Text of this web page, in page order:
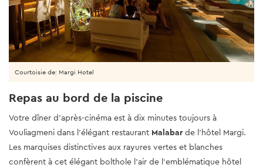
Courtoisie de: Margi Hotel
Repas au bord de la piscine
Votre dîner d'après-cinéma est à dix minutes toujours à
Vouliagmeni dans l'élégant restaurant Malabarde l'hôtel Margi.
Les marquises distinctives aux rayures vertes et blanches
confèrent à cet élégant bolthole l’air de l’emblématique hôtel